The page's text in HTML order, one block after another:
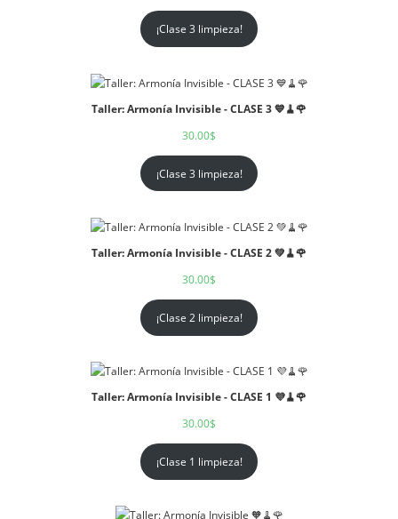
¡Clase 3 limpieza!
Taller: Armonía Invisible - CLASE 3 💙🧹🌹
30.00$
¡Clase 3 limpieza!
Taller: Armonía Invisible - CLASE 2 💚🧹🌹
30.00$
¡Clase 2 limpieza!
Taller: Armonía Invisible - CLASE 1 💜🧹🌹
30.00$
¡Clase 1 limpieza!